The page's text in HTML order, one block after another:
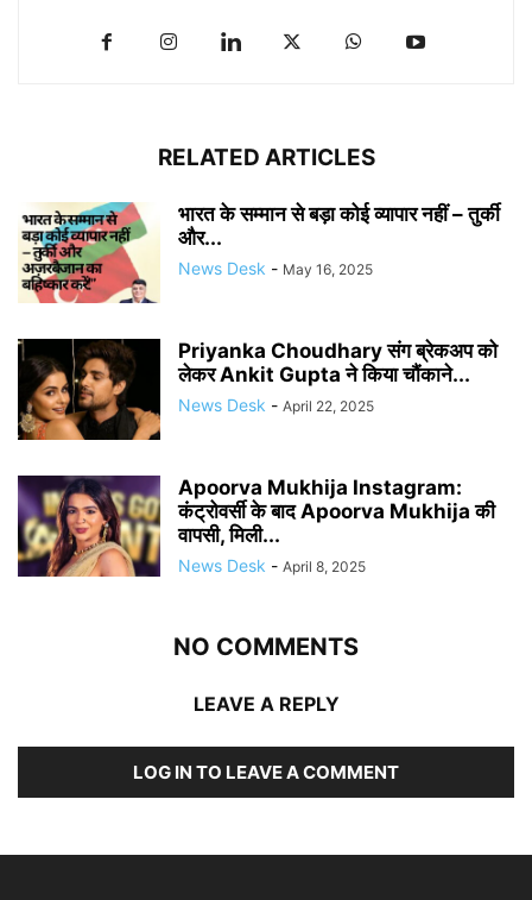
RELATED ARTICLES
भारत के सम्मान से बड़ा कोई व्यापार नहीं – तुर्की
और...
News Desk - May 16, 2025
Priyanka Choudhary संग ब्रेकअप को
लेकर Ankit Gupta ने किया चौंकाने...
News Desk - April 22, 2025
Apoorva Mukhija Instagram:
कंट्रोवर्सी के बाद Apoorva Mukhija की
वापसी, मिली...
News Desk - April 8, 2025
NO COMMENTS
LEAVE A REPLY
LOG IN TO LEAVE A COMMENT